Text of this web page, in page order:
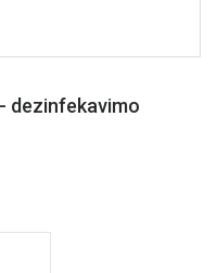
dezinfekavimo